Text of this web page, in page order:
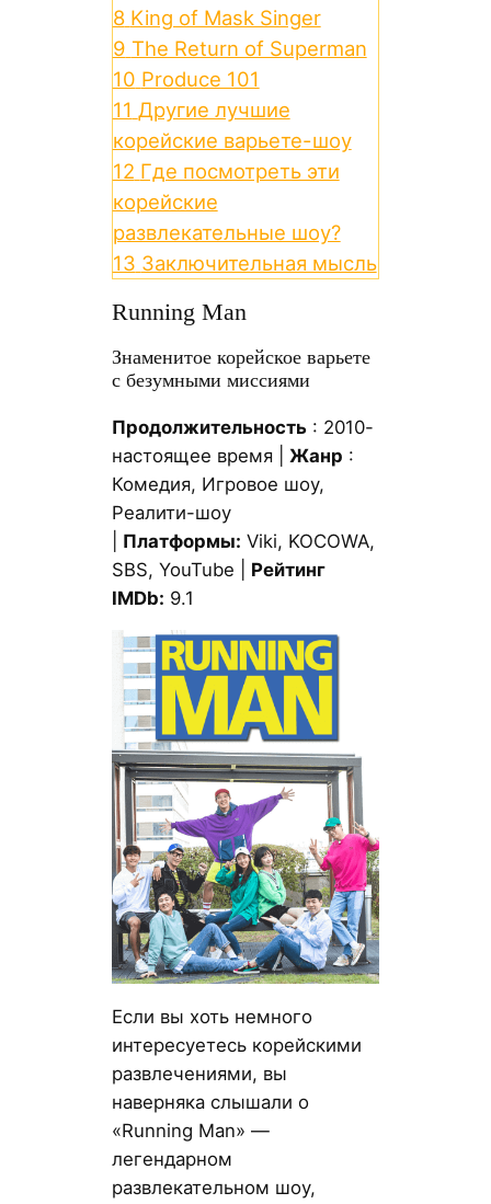
8 King of Mask Singer
9 The Return of Superman
10 Produce 101
11 Другие лучшие
корейские варьете-шоу
12 Где посмотреть эти
корейские
развлекательные шоу?
13 Заключительная мысль
Running Man
Знаменитое корейское варьете
с безумными миссиями
Продолжительность: 2010-
настоящее время | Жанр :
Комедия, Игровое шоу,
Реалити-шоу
Платформы: Viki, KOCOWA,
SBS, YouTube | Рейтинг
IMDb: 9.1
Если вы хоть немного
интересуетесь корейскими
развлечениями, вы
наверняка слышали о
«Running Man» —
легендарном
развлекательном шоу,